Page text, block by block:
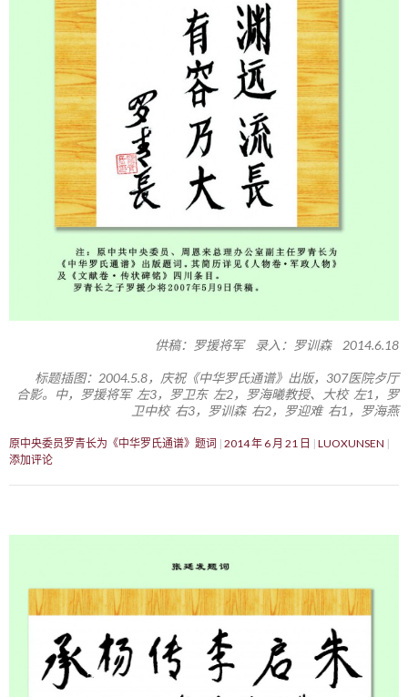
供稿：罗援将军 录入：罗训森 2014.6.18
标题插图：2004.5.8，庆祝《中华罗氏通谱》出版，307医院歺厅
合影。中，罗援将军 左3，罗卫东 左2，罗海曦教授、大校 左1，罗
卫中校 右3，罗训森 右2，罗迎难 右1，罗海燕
原中央委员罗青长为《中华罗氏通谱》题词 2014 年 6 月 21 日
LUOXUNSEN
添加评论